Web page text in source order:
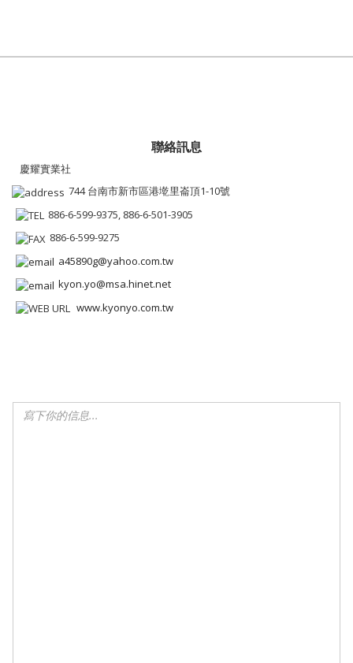
聯絡訊息
慶耀實業社
744 台南市新市區港墘里崙頂1-10號
886-6-599-9375, 886-6-501-3905
886-6-599-9275
a45890g@yahoo.com.tw
kyon.yo@msa.hinet.net
www.kyonyo.com.tw